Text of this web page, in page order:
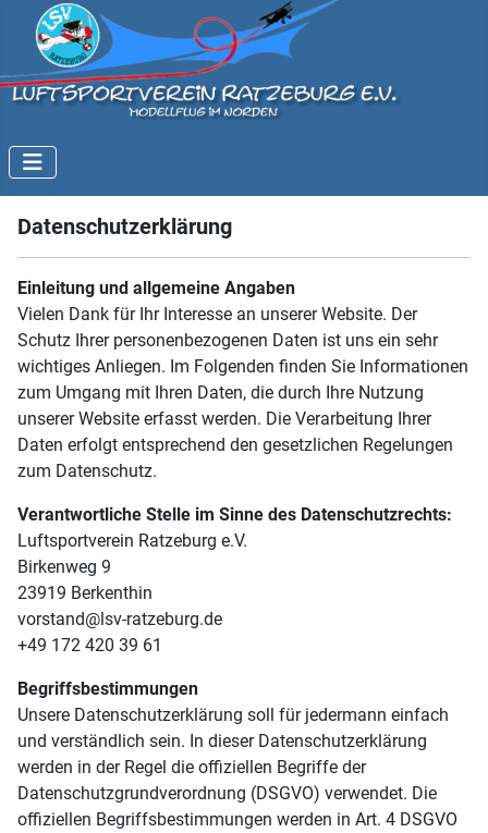
Datenschutzerklärung
Einleitung und allgemeine Angaben
Vielen Dank für Ihr Interesse an unserer Website. Der
Schutz Ihrer personenbezogenen Daten ist uns ein sehr
wichtiges Anliegen. Im Folgenden finden Sie Informationen
zum Umgang mit Ihren Daten, die durch Ihre Nutzung
unserer Website erfasst werden. Die Verarbeitung Ihrer
Daten erfolgt entsprechend den gesetzlichen Regelungen
zum Datenschutz.
Verantwortliche Stelle im Sinne des Datenschutzrechts:
Luftsportverein Ratzeburg e.V.
Birkenweg 9
23919 Berkenthin
vorstand@lsv-ratzeburg.de
+49 172 420 39 61
Begriffsbestimmungen
Unsere Datenschutzerklärung soll für jedermann einfach
und verständlich sein. In dieser Datenschutzerklärung
werden in der Regel die offiziellen Begriffe der
Datenschutzgrundverordnung (DSGVO) verwendet. Die
offiziellen Begriffsbestimmungen werden in Art. 4 DSGVO